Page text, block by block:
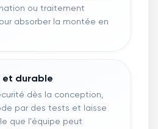
ou traitement
absorber la montée en
et durable
dès la conception,
par des tests et laisse
que l'équipe peut